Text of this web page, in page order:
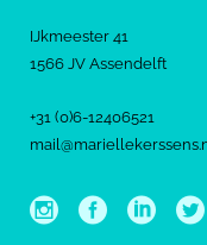
IJkmeester 41
1566 JV Assendelft
+31 (0)6-12406521